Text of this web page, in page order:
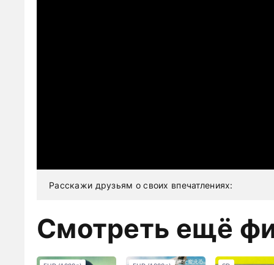
Расскажи друзьям о своих впечатлениях:
Смотреть ещё